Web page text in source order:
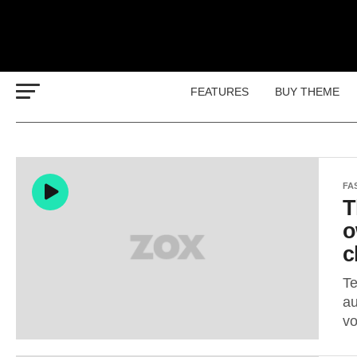
FEATURES BUY THEME